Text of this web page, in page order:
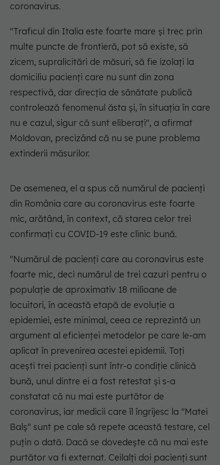
coronavirus.
"Traficul din Italia este foarte mare şi trec prin
multe puncte de frontieră, pot să existe, să
zicem, supralicitări de măsuri, să fie izolaţi la
domiciliu pacienţi care nu sunt din zona
respectivă, dar direcţia de sănătate publică
controlează fenomenul ăsta şi, în situaţia în care
nu e cazul, sigur că sunt eliberaţi", a afirmat
Moldovan, precizând că nu se pune problema
extinderii măsurilor.
De asemenea, el a spus că numărul de pacienţi
din România care au coronavirus este foarte
mic, arătând, în context, că starea celor trei
confirmaţi cu COVID-19 este clinic bună.
"Numărul de pacienţi care au coronavirus este
foarte mic, deci numărul de trei cazuri pentru o
populaţie de aproximativ 18 milioane de
locuitori, în această etapă de evoluţie a
epidemiei, este minimal, ceea ce reprezintă un
argument al eficienţei metodelor pe care le-am
aplicat în prevenirea acestei epidemii. Toţi
aceşti trei pacienţi sunt într-o condiţie clinică
bună, unul dintre ei a fost retestat şi s-a
constatat că nu mai este purtător de
coronavirus, iar medicii care îl îngrijesc la "Matei
Balş" sunt pe cale să repete această testare, cel
puţin o dată. Dacă se dovedeşte că nu mai este
purtător va fi externat. Ceilalţi doi pacienţi sunt